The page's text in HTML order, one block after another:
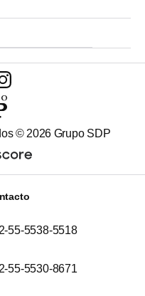
© 2026 Grupo SDP
55-5538-5518
55-5530-8671